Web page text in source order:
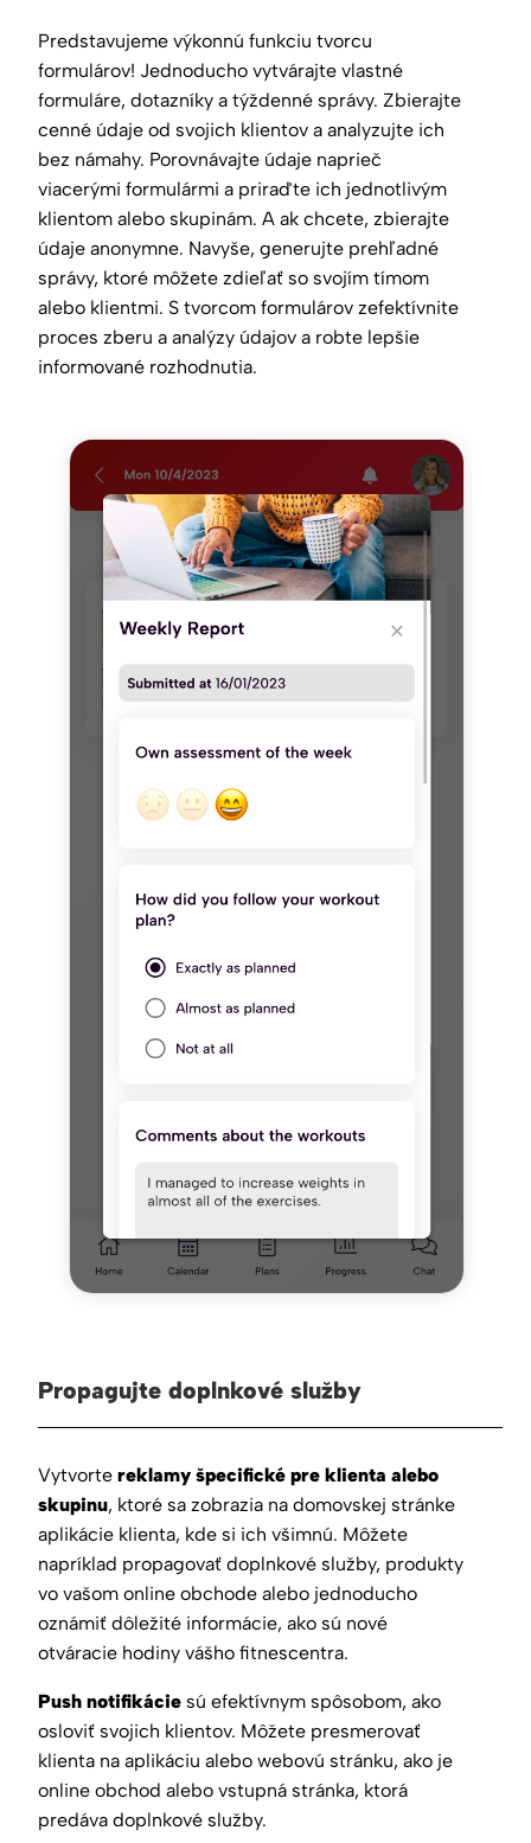
Predstavujeme výkonnú funkciu tvorcu
formulárov! Jednoducho vytvárajte vlastné
formuláre, dotazníky a týždenné správy. Zbierajte
cenné údaje od svojich klientov a analyzujte ich
bez námahy. Porovnávajte údaje naprieč
viacerými formulármi a priraďte ich jednotlivým
klientom alebo skupinám. A ak chcete, zbierajte
údaje anonymne. Navyše, generujte prehľadné
správy, ktoré môžete zdieľať so svojím tímom
alebo klientmi. S tvorcom formulárov zefektívnite
proces zberu a analýzy údajov a robte lepšie
informované rozhodnutia.
Propagujte doplnkové služby
Vytvorte reklamy špecifické pre klienta alebo
skupinu, ktoré sa zobrazia na domovskej stránke
aplikácie klienta, kde si ich všimnú. Môžete
napríklad propagovať doplnkové služby, produkty
vo vašom online obchode alebo jednoducho
oznámiť dôležité informácie, ako sú nové
otváracie hodiny vášho fitnescentra.
Push notifikácie sú efektívnym spôsobom, ako
osloviť svojich klientov. Môžete presmerovať
klienta na aplikáciu alebo webovú stránku, ako je
online obchod alebo vstupná stránka, ktorá
predáva doplnkové služby.